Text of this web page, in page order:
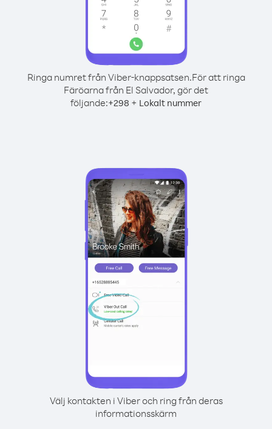
Ringa numret från Viber-knappsatsen.För att ringa
Färöarna från El Salvador, gör det
följande:+298 + Lokalt nummer
Välj kontakten i Viber och ring från deras
informationsskärm